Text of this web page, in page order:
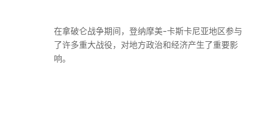
在拿破仑战争期间，登纳摩美-卡斯卡尼亚地区参与
了许多重大战役，对地方政治和经济产生了重要影
响。